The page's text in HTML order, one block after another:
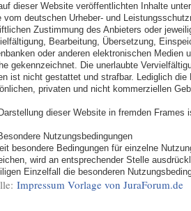
dieser Website veröffentlichten Inhalte
vom deutschen Urheber- und
Zustimmung des Anbieters oder
Bearbeitung, Übersetzung,
oder anderen elektronischen
gekennzeichnet. Die unerlaubte
ist nicht gestattet und strafbar. Lediglich
privaten und nicht kommerziellen
dieser Website in fremden
Nutzungsbedingungen
besondere Bedingungen für einzelne
wird an entsprechender Stelle
Einzelfall die besonderen
Impressum Vorlage von JuraForum.de